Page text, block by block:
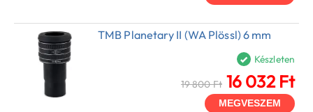
TMB Planetary II (WA Plössl) 6 mm
Készleten
19 800 Ft 16 032 Ft
MEGVESZEM